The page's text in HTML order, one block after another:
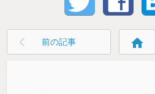
前の記事 home